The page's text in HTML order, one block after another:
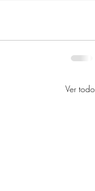
Ver todo